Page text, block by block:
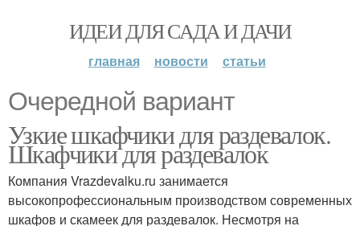
ИДЕИ ДЛЯ САДА И ДАЧИ
главная новости статьи
Очередной вариант
Узкие шкафчики для раздевалок.
Шкафчики для раздевалок
Компания Vrazdevalku.ru занимается
высокопрофессиональным производством современных
шкафов и скамеек для раздевалок. Несмотря на